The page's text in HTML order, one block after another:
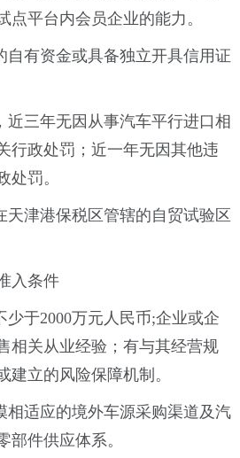
点平台内会员企业的能力。
自有资金或具备独立开具信用证
近三年无因从事汽车平行进口相
行政处罚；近一年无因其他违
处罚。
天津港保税区管辖的自贸试验区
入条件
少于2000万元人民币;企业或企
相关从业经验；有与其经营规
建立的风险保障机制。
相适应的境外车源采购渠道及汽
部件供应体系。